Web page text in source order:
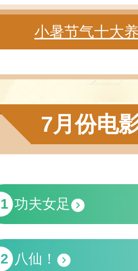
小暑节气十大
7月份电
功夫女足
八仙！